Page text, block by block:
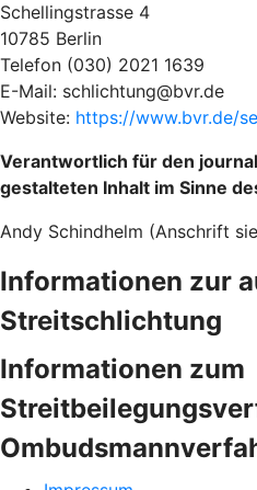
Schellingstrasse 4
10785 Berlin
Telefon (030) 2021 1639
E-Mail: schlichtung@bvr.de
Website: https://www.bvr.de/
Verantwortlich für den
gestalteten Inhalt im Sinne
Andy Schindhelm (Anschrift
Informationen zur
Streitschlichtung
Informationen zum